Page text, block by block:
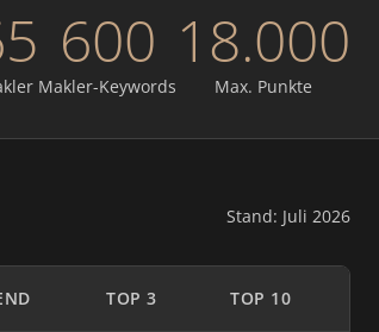
600
Makler-Keywords
18.000
Max. Punkte
Stand: Juli 2026
TOP 3 TOP 10